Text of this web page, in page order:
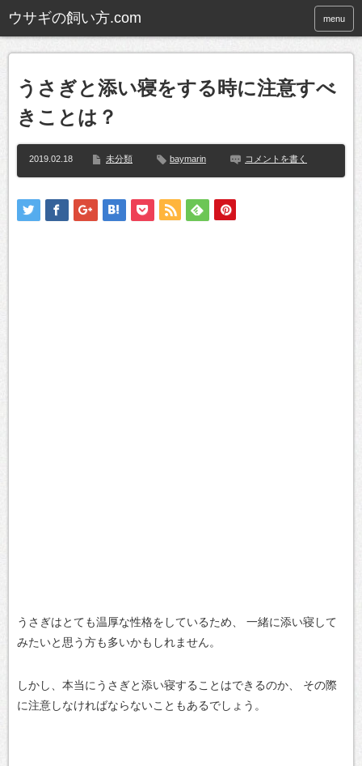
ウサギの飼い方.com menu
うさぎと添い寝をする時に注意すべ
きことは？
2019.02.18 未分類 baymarin コメントを書く
うさぎはとても温厚な性格をしているため、
一緒に添い寝して
みたいと思う方も多いかもしれません。
しかし、本当にうさぎと添い寝することはできるのか、
その際
に注意しなければならないこともあるでしょう。